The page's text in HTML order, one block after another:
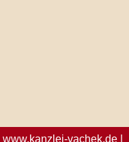
www.kanzlei-vachek.de|